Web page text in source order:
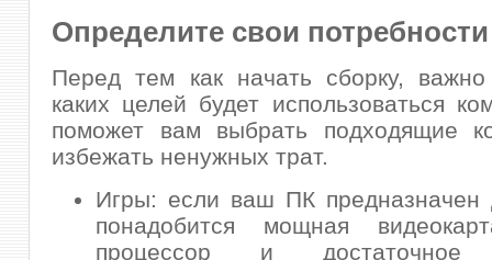
Определите свои потребности
Перед тем как начать сборку,
каких целей будет использоваться
поможет вам выбрать подходящие
избежать ненужных трат.
Игры: если ваш ПК предназначен
понадобится мощная
процессор и достаточное